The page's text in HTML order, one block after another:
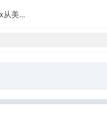
从美...